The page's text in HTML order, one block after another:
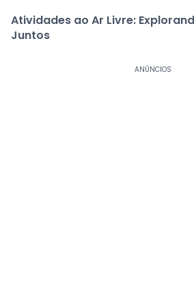
Atividades ao Ar Livre:
Juntos
ANÚNCIOS